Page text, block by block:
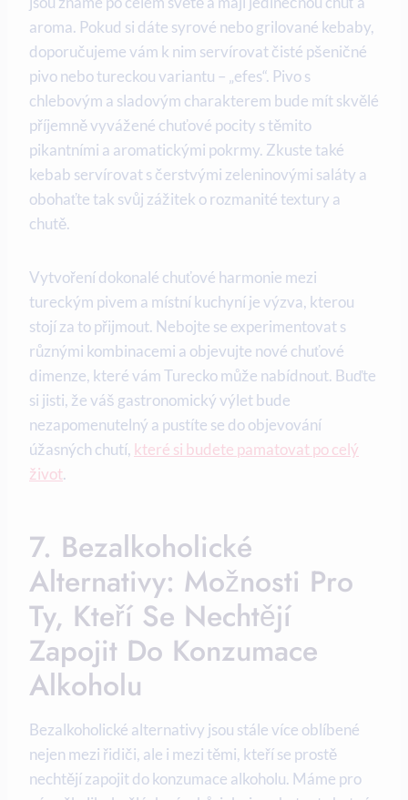
aroma. Pokud si dáte syrové nebo grilované kebaby,
doporučujeme vám k nim servírovat čisté pšeničné
pivo nebo tureckou variantu – „efes“. Pivo s
chlebovým a sladovým charakterem bude mít skvělé
příjemně vyvážené chuťové pocity s těmito
pikantními a aromatickými pokrmy. Zkuste také
kebab servírovat s čerstvými zeleninovými saláty a
obohaťte tak svůj zážitek o rozmanité textury a
chutě.
Vytvoření dokonalé chuťové harmonie mezi
tureckým pivem a místní kuchyní je výzva, kterou
stojí za to přijmout. Nebojte se experimentovat s
různými kombinacemi a objevujte nové chuťové
dimenze, které vám Turecko může nabídnout. Buďte
si jisti, že váš gastronomický výlet bude
nezapomenutelný a pustíte se do objevování
úžasných chutí, které si budete pamatovat po celý
život.
7. Bezalkoholické
Alternativy: Možnosti Pro
Ty, Kteří Se Nechtějí
Zapojit Do Konzumace
Alkoholu
Bezalkoholické alternativy jsou stále více oblíbené
nejen mezi řidiči, ale i mezi těmi, kteří se prostě
nechtějí zapojit do konzumace alkoholu. Máme pro